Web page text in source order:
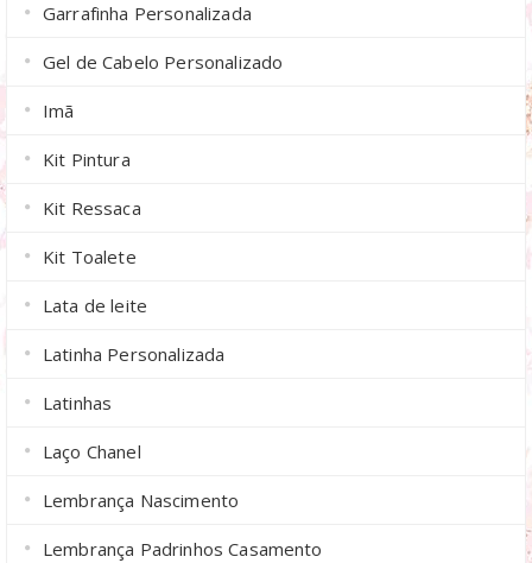
Garrafinha Personalizada
Gel de Cabelo Personalizado
Imã
Kit Pintura
Kit Ressaca
Kit Toalete
Lata de leite
Latinha Personalizada
Latinhas
Laço Chanel
Lembrança Nascimento
Lembrança Padrinhos Casamento